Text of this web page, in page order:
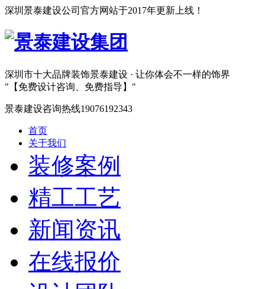
深圳景泰建设公司官方网站于2017年更新上线！
深圳市十大品牌装饰景泰建设 · 让你体会不一样的饰界
【免费设计咨询、免费指导】
景泰建设咨询热线19076192343
首页
关于我们
装修案例
精工工艺
新闻资讯
在线报价